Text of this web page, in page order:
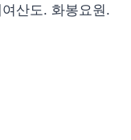
산도. 화봉요원.